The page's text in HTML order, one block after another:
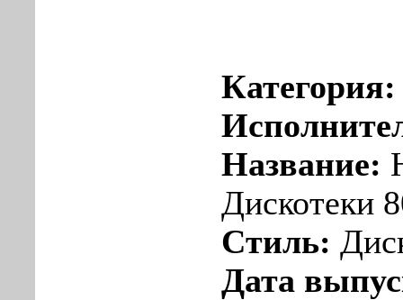
Название:
Дискотеки
Стиль:
Дата